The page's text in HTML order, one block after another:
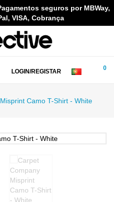
seguros por MBWay,
VISA, Cobrança
LOGIN/REGISTAR 0
Camo T-Shirt - White